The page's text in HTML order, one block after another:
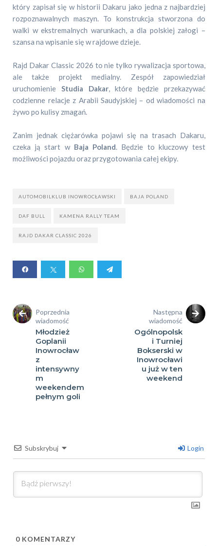
który zapisał się w historii Dakaru jako jedna z najbardziej
rozpoznawalnych maszyn. To konstrukcja stworzona do
walki w ekstremalnych warunkach, a dla polskiej załogi –
szansa na wpisanie się w rajdowe dzieje.
Rajd Dakar Classic 2026 to nie tylko rywalizacja sportowa,
ale także projekt medialny. Zespół zapowiedział
uruchomienie Studia Dakar, które będzie przekazywać
codzienne relacje z Arabii Saudyjskiej – od wiadomości na
żywo po kulisy zmagań.
Zanim jednak ciężarówka pojawi się na trasach Dakaru,
czeka ją start w Baja Poland. Będzie to kluczowy test
możliwości pojazdu oraz przygotowania całej ekipy.
AUTOMOBILKLUB INOWROCŁAWSKI BAJA POLAND
DAF BULL KAMENA RALLY TEAM
RAJD DAKAR CLASSIC 2026
Poprzednia
wiadomość
Młodzież
Goplanii
Inowrocław
z
intensywny
m
weekendem
pełnym goli
Następna
wiadomość
Ogólnopolsk
i Turniej
Bokserski w
Inowrocławi
u już w ten
weekend
Subskrybuj Login
0 KOMENTARZY